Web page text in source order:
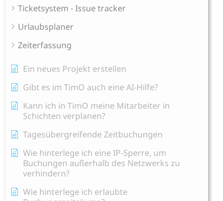
Ticketsystem - Issue tracker
Urlaubsplaner
Zeiterfassung
Ein neues Projekt erstellen
Gibt es im TimO auch eine AI-Hilfe?
Kann ich in TimO meine Mitarbeiter in
Schichten verplanen?
Tagesübergreifende Zeitbuchungen
Wie hinterlege ich eine IP-Sperre, um
Buchungen außerhalb des Netzwerks zu
verhindern?
Wie hinterlege ich erlaubte